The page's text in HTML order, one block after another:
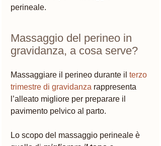
perineale.
Massaggio del perineo in
gravidanza, a cosa serve?
Massaggiare il perineo durante il terzo
trimestre di gravidanza rappresenta
l’alleato migliore per preparare il
pavimento pelvico al parto.
Lo scopo del massaggio perineale è